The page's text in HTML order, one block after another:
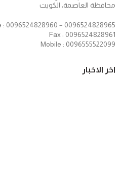
محافظة العاصمة، الكويت
: 0096524828960 – 0096524828965
Fax : 0096524828961
Mobile : 0096555522099
اخر الاخبار